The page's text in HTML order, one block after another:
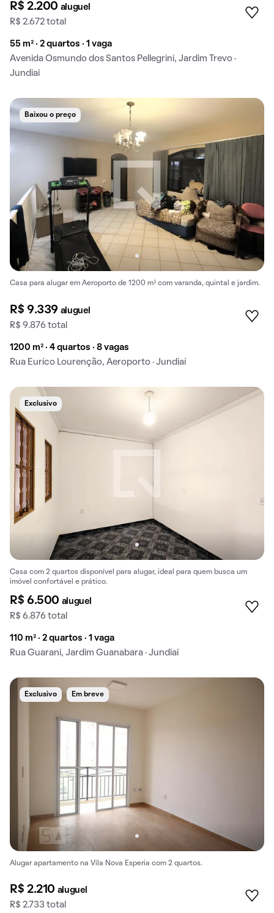
R$ 2.200 aluguel
R$ 2.672 total
55 m² · 2 quartos · 1 vaga
Avenida Osmundo dos Santos Pellegrini, Jardim Trevo ·
Jundiaí
Baixou o preço
Casa para alugar em Aeroporto de 1200 m² com varanda, quintal e jardim.
R$ 9.339 aluguel
R$ 9.876 total
1200 m² · 4 quartos · 8 vagas
Rua Euríco Lourenção, Aeroporto · Jundiaí
Exclusivo
Casa com 2 quartos disponível para alugar, ideal para quem busca um
imóvel confortável e prático.
R$ 6.500 aluguel
R$ 6.876 total
110 m² · 2 quartos · 1 vaga
Rua Guarani, Jardim Guanabara · Jundiaí
Exclusivo Em breve
Alugar apartamento na Vila Nova Esperia com 2 quartos.
R$ 2.210 aluguel
R$ 2.733 total